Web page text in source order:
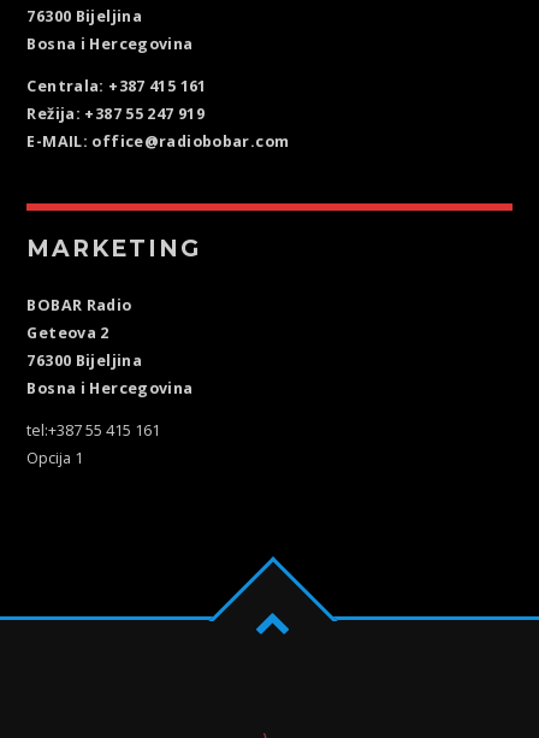
76300 Bijeljina
Bosna i Hercegovina
Centrala: +387 415 161
Režija: +387 55 247 919
E-MAIL: office@radiobobar.com
MARKETING
BOBAR Radio
Geteova 2
76300 Bijeljina
Bosna i Hercegovina
tel:+387 55 415 161
Opcija 1